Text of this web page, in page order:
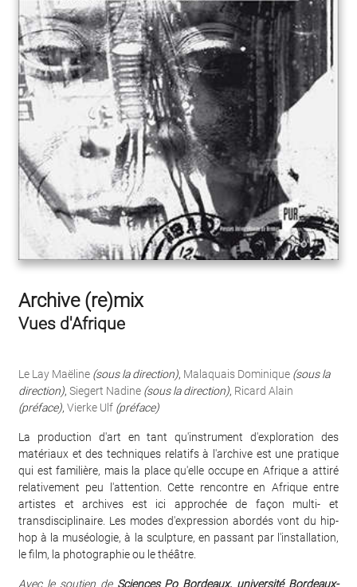
Archive (re)mix
Vues d'Afrique
Le Lay Maëline (sous la direction), Malaquais Dominique (sous la
direction), Siegert Nadine (sous la direction), Ricard Alain
(préface), Vierke Ulf (préface)
La production d'art en tant qu'instrument d'exploration des
matériaux et des techniques relatifs à l'archive est une pratique
qui est familière, mais la place qu'elle occupe en Afrique a attiré
relativement peu l'attention. Cette rencontre en Afrique entre
artistes et archives est ici approchée de façon multi- et
transdisciplinaire. Les modes d'expression abordés vont du hip-
hop à la muséologie, à la sculpture, en passant par l'installation,
le film, la photographie ou le théâtre.
Avec le soutien de Sciences Po Bordeaux, université Bordeaux-